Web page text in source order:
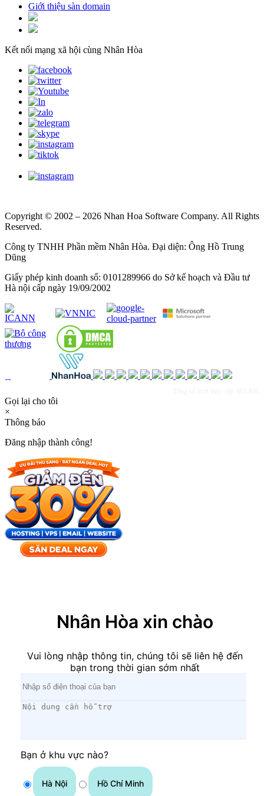
Giới thiệu sàn domain
Kết nối mạng xã hội cùng Nhân Hòa
Copyright © 2002 – 2026 Nhan Hoa Software Company. All Rights
Reserved.
Công ty TNHH Phần mềm Nhân Hòa. Đại diện: Ông Hồ Trung
Dũng
Giấy phép kinh doanh số: 0101289966 do Sở kế hoạch và Đầu tư
Hà nội cấp ngày 19/09/2002
Gọi lại cho tôi
×
Thông báo
Đăng nhập thành công!
Nhân Hòa xin chào
Vui lòng nhập thông tin, chúng tôi sẽ liên hệ đến
bạn trong thời gian sớm nhất
Bạn ở khu vực nào?
Hà Nội Hồ Chí Minh